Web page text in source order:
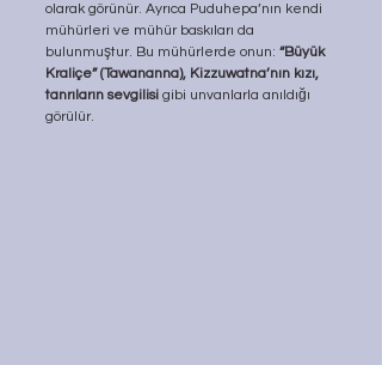
olarak görünür. Ayrıca Puduhepa’nın kendi
mühürleri ve mühür baskıları da
bulunmuştur. Bu mühürlerde onun: “Büyük
Kraliçe” (Tawananna), Kizzuwatna’nın kızı,
tanrıların sevgilisi gibi unvanlarla anıldığı
görülür.